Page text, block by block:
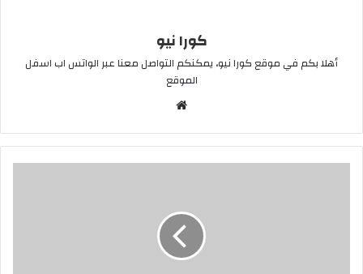
كورا نيو
أهلا بكم في موقع كورا نيو، يمكنكم التواصل معنا عبر الواتس اب اسفل
الموقع